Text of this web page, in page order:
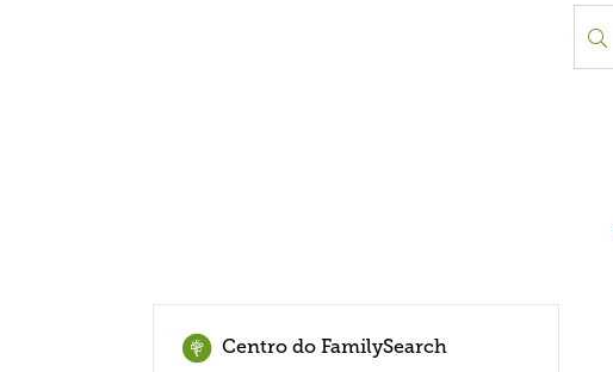
Centro do FamilySearch